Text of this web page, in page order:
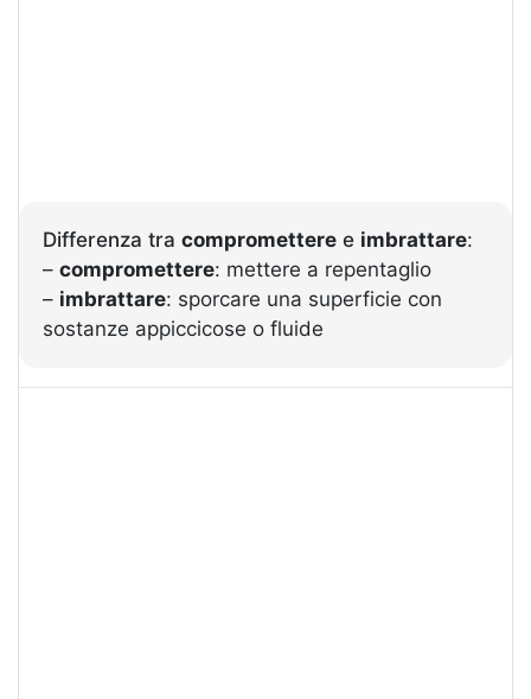
Differenza tra compromettere e imbrattare:
– compromettere: mettere a repentaglio
– imbrattare: sporcare una superficie con
sostanze appiccicose o fluide